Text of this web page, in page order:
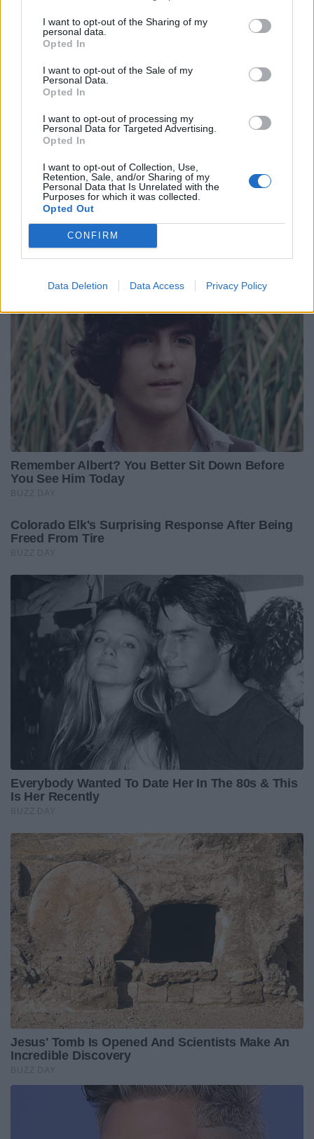
I want to opt-out of the Sharing of my
personal data.
Opted In
I want to opt-out of the Sale of my
Personal Data.
Opted In
I want to opt-out of processing my
Personal Data for Targeted Advertising.
Opted In
I want to opt-out of Collection, Use,
Retention, Sale, and/or Sharing of my
Personal Data that Is Unrelated with the
Purposes for which it was collected.
Opted Out
CONFIRM
Data Deletion Data Access Privacy Policy